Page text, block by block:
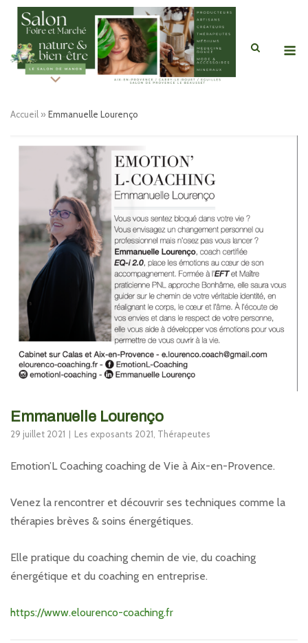
Skip
content
Accueil » Emmanuelle Lourenço
Emmanuelle Lourenço
29 juillet 2021 Les exposants 2021, Thérapeutes
Emotion’L Coaching coaching de Vie à Aix-en-Provence.
Venez la rencontrer et découvrir ses techniques comme la
thérapies brèves & soins énergétiques.
Elle pratique du coaching chemin de vie, du coaching
énergétique et du coaching en entreprise.
https://www.elourenco-coaching.fr